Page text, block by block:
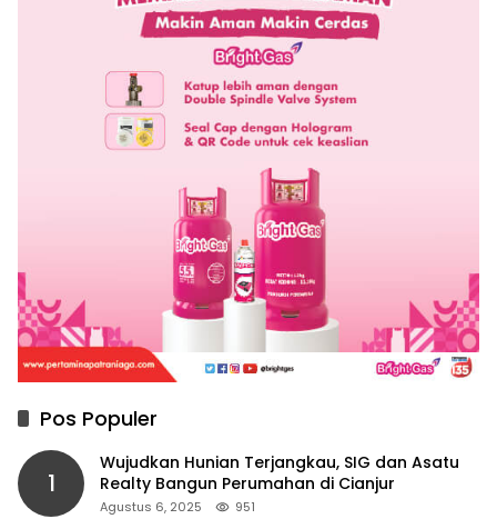
Pos Populer
1
Wujudkan Hunian Terjangkau, SIG dan Asatu
Realty Bangun Perumahan di Cianjur
Agustus 6, 2025 951